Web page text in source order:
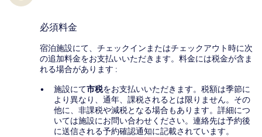
必須料金
宿泊施設にて、チェックインまたはチェックアウト時に次
の追加料金をお支払いいただきます。料金には税金が含ま
れる場合があります :
施設にて市税をお支払いいただきます。税額は季節に
より異なり、通年、課税されるとは限りません。その
他に、非課税や減税となる場合もあります。詳細につ
いては施設にお問い合わせください。連絡先は予約後
に送信される予約確認通知に記載されています。